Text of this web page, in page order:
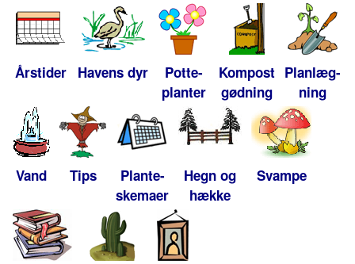
Årstider Havens dyr
Potte-
planter
Kompost
gødning
Planlæg-
ning
Vand Tips
Plante-
skemaer
Hegn og
hække
Svampe